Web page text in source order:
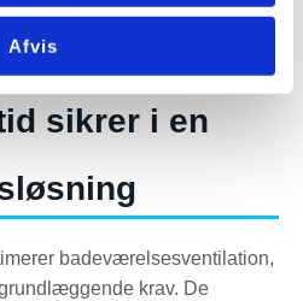
Afvis
sikrer i en
badeværelsesventilation,
krav. De